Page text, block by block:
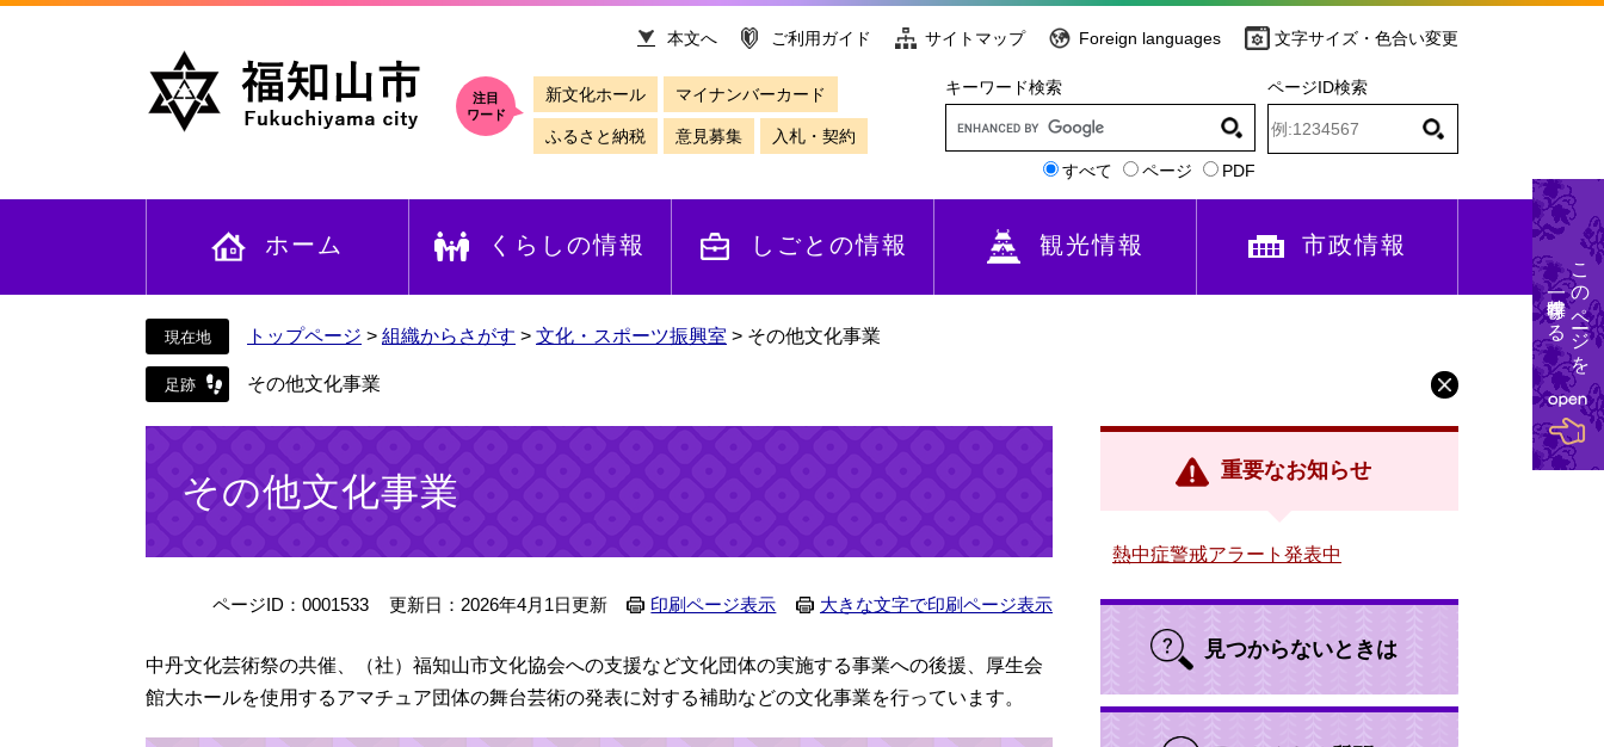
文
本文へ ご利用ガイド サイトマップ Foreign languages 文字サイズ・色合い変更
注目
ワード
新文化ホール マイナンバーカード
ふるさと納税 意見募集 入札・契約
キーワード検索
すべて ページ PDF
ページID検索
ホーム くらしの情報 しごとの情報 観光情報 市政情報
トップページ > 組織からさがす > 文化・スポーツ振興室 > その他文化事業
その他文化事業
その他文化事業
ページID：0001533 更新日：2026年4月1日更新 印刷ページ表示 大きな文字で印刷ページ表示
中丹文化芸術祭の共催、（社）福知山市文化協会への支援など文化団体の実施する事業への後援、厚生会
館大ホールを使用するアマチュア団体の舞台芸術の発表に対する補助などの文化事業を行っています。
重要なお知らせ
熱中症警戒アラート発表中
見つからないときは
このページを
一時保存する